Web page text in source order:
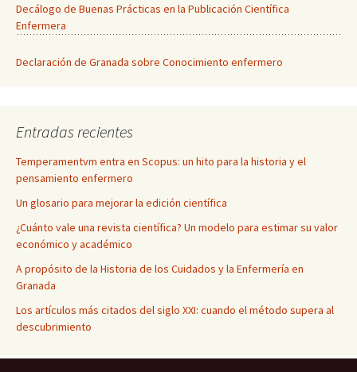
Decálogo de Buenas Prácticas en la Publicación Científica
Enfermera
Declaración de Granada sobre Conocimiento enfermero
Entradas recientes
Temperamentvm entra en Scopus: un hito para la historia y el
pensamiento enfermero
Un glosario para mejorar la edición científica
¿Cuánto vale una revista científica? Un modelo para estimar su valor
económico y académico
A propósito de la Historia de los Cuidados y la Enfermería en
Granada
Los artículos más citados del siglo XXI: cuando el método supera al
descubrimiento